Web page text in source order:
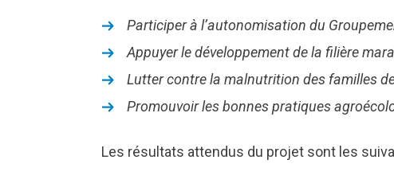
Participer à l’autonomisation du
Appuyer le développement de la filière
Lutter contre la malnutrition des familles
Promouvoir les bonnes pratiques
Les résultats attendus du projet sont les